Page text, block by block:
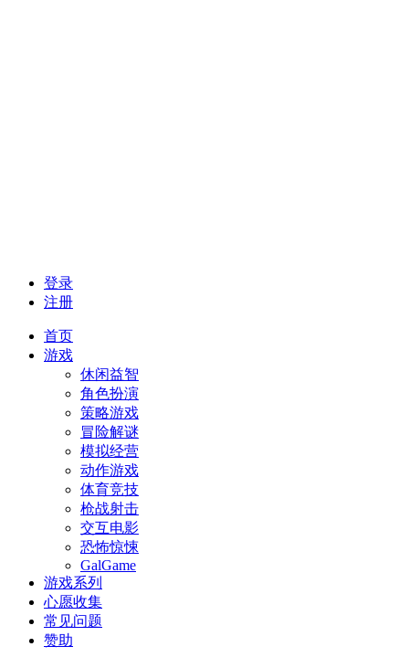
登录
注册
首页
游戏
休闲益智
角色扮演
策略游戏
冒险解谜
模拟经营
动作游戏
体育竞技
枪战射击
交互电影
恐怖惊悚
GalGame
游戏系列
心愿收集
常见问题
赞助